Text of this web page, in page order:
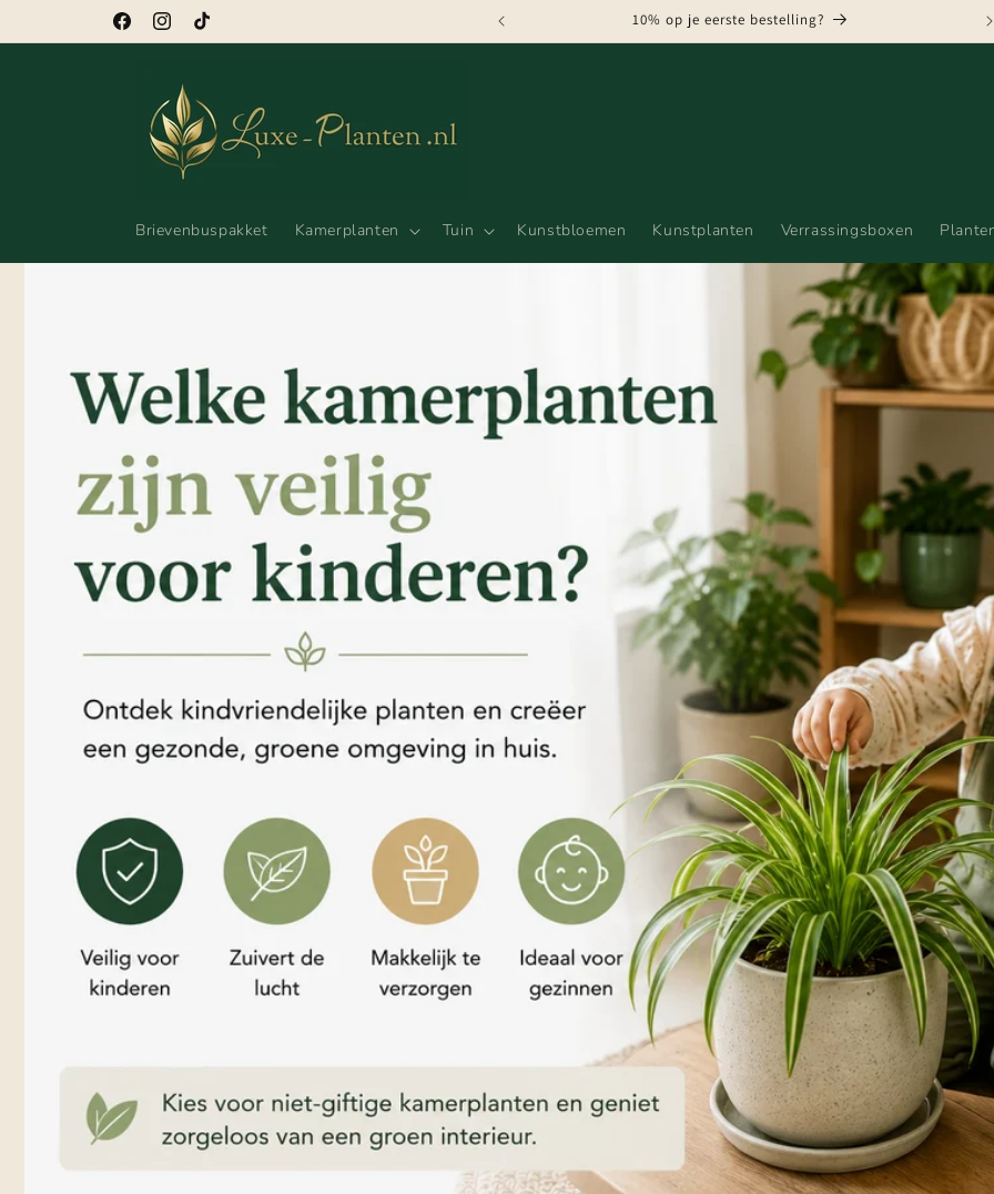
content
FacebookInstagram
TikTok
GRATIS VERZENDING VANAF € 75,-
Brievenbuspakket Kamerplanten Tuin Kunstbloemen Kunstplanten Verrassingsboxen